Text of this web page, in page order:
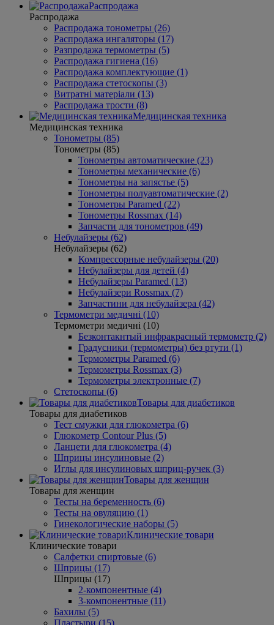
Распродажа
Распродажа
Распродажа тонометры (26)
Распродажа ингаляторы (17)
Разпродажа термометры (5)
Распродажа гигиена (16)
Распродажа комплектующие (1)
Распродажа стетоскопы (3)
Витратні матеріали (13)
Распродажа трости (8)
Медицинская техника
Медицинская техника
Тонометры (85)
Тонометры (85)
Тонометры автоматические (23)
Тонометры механические (6)
Тонометры на запястье (5)
Тонометры полуавтоматические (2)
Тонометры Paramed (22)
Тонометры Rossmax (14)
Запчасти для тонометров (49)
Небулайзеры (62)
Небулайзеры (62)
Компрессорные небулайзеры (20)
Небулайзеры для детей (4)
Небулайзеры Paramed (13)
Небулайзери Rossmax (7)
Запчастини для небулайзера (42)
Термометри медичні (10)
Термометри медичні (10)
Безконтакнтый инфракрасный термометр (2)
Градусники (термометры) без ртути (1)
Термометры Paramed (6)
Термометры Rossmax (3)
Термометры электронные (7)
Стетоскопы (6)
Товары для диабетиков
Товары для диабетиков
Тест смужки для глюкометра (6)
Глюкометр Contour Plus (5)
Ланцети для глюкометра (4)
Шприцы инсулиновые (2)
Иглы для инсулиновых шприц-ручек (3)
Товары для женщин
Товары для женщин
Тесты на беременность (6)
Тесты на овуляцию (1)
Гинекологические наборы (5)
Клинические товари
Клинические товари
Салфетки спиртовые (6)
Шприцы (17)
Шприцы (17)
2-компонентные (4)
3-компонентные (11)
Бахилы (5)
Пластыри (15)